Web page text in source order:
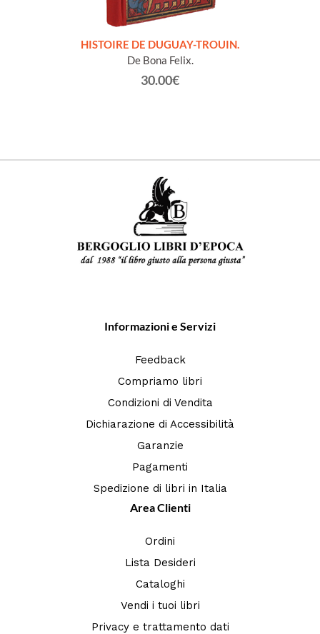
HISTOIRE DE DUGUAY-TROUIN.
De Bona Felix.
30.00€
Informazioni e Servizi
Feedback
Compriamo libri
Condizioni di Vendita
Dichiarazione di Accessibilità
Garanzie
Pagamenti
Spedizione di libri in Italia
Area Clienti
Ordini
Lista Desideri
Cataloghi
Vendi i tuoi libri
Privacy e trattamento dati